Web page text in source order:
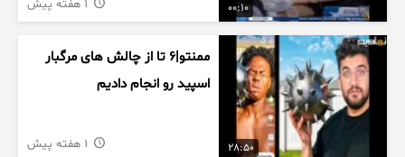
00:10
28:50
ممنتو|۶ تا از چالش های مرگبار
اسپید رو انجام دادیم